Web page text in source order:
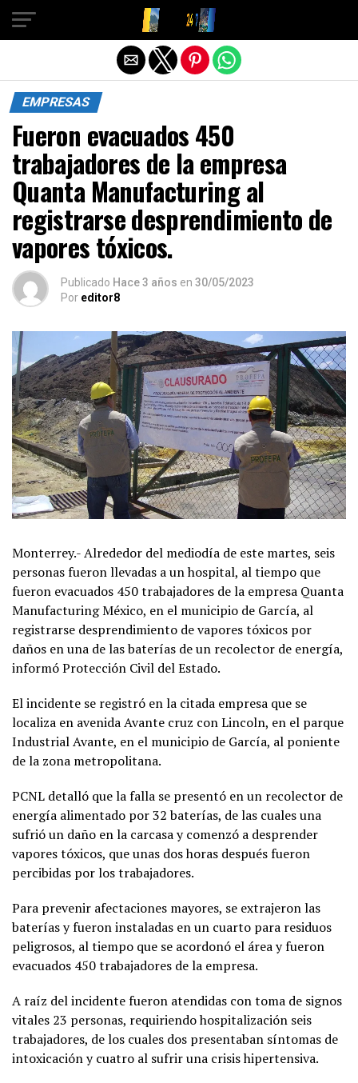
EMPRESAS
Fueron evacuados 450
trabajadores de la empresa
Quanta Manufacturing al
registrarse desprendimiento de
vapores tóxicos.
Publicado Hace 3 años en 30/05/2023
Por editor8
Monterrey.- Alrededor del mediodía de este martes, seis
personas fueron llevadas a un hospital, al tiempo que
fueron evacuados 450 trabajadores de la empresa Quanta
Manufacturing México, en el municipio de García, al
registrarse desprendimiento de vapores tóxicos por
daños en una de las baterías de un recolector de energía,
informó Protección Civil del Estado.
El incidente se registró en la citada empresa que se
localiza en avenida Avante cruz con Lincoln, en el parque
Industrial Avante, en el municipio de García, al poniente
de la zona metropolitana.
PCNL detalló que la falla se presentó en un recolector de
energía alimentado por 32 baterías, de las cuales una
sufrió un daño en la carcasa y comenzó a desprender
vapores tóxicos, que unas dos horas después fueron
percibidas por los trabajadores.
Para prevenir afectaciones mayores, se extrajeron las
baterías y fueron instaladas en un cuarto para residuos
peligrosos, al tiempo que se acordonó el área y fueron
evacuados 450 trabajadores de la empresa.
A raíz del incidente fueron atendidas con toma de signos
vitales 23 personas, requiriendo hospitalización seis
trabajadores, de los cuales dos presentaban síntomas de
intoxicación y cuatro al sufrir una crisis hipertensiva.
Salir de la versión móvil